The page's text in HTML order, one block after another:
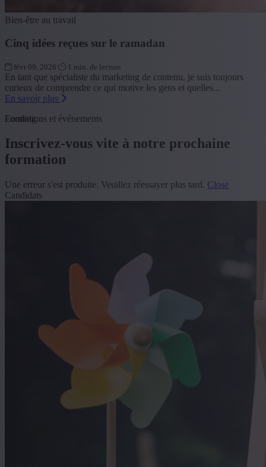
Bien-être au travail
Cinq idées reçues sur le ramadan
févr 09, 2026 1 min. de lecture
En tant que spécialiste du marketing de contenu, je suis toujours
curieux de comprendre ce qui motive les gens et quelles...
En savoir plus
Loading...
Formations et événements
Inscrivez-vous vite à notre prochaine
formation
Une erreur s'est produite. Veuillez réessayer plus tard. Close
Candidats